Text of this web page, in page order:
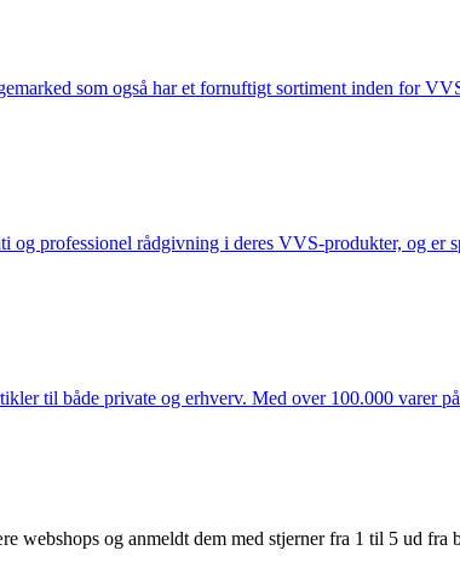
som også har et fornuftigt sortiment inden for
og professionel rådgivning i deres VVS-produkter, og er
til både private og erhverv. Med over 100.000 varer
webshops og anmeldt dem med stjerner fra 1 til 5 ud